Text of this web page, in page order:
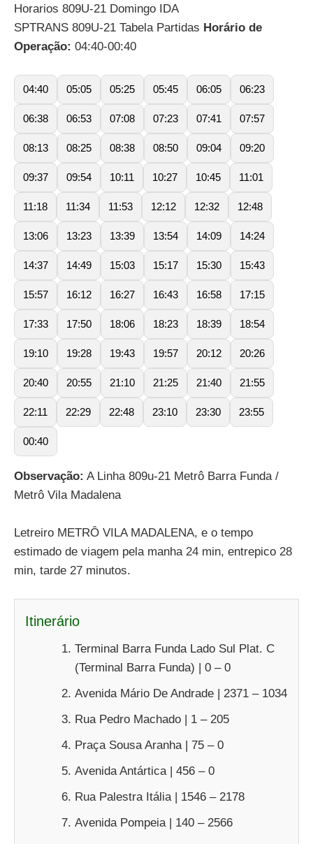
Horarios 809U-21 Domingo IDA
SPTRANS 809U-21 Tabela Partidas Horário de
Operação: 04:40-00:40
04:40 05:05 05:25 05:45 06:05 06:23
06:38 06:53 07:08 07:23 07:41 07:57
08:13 08:25 08:38 08:50 09:04 09:20
09:37 09:54 10:11 10:27 10:45 11:01
11:18 11:34 11:53 12:12 12:32 12:48
13:06 13:23 13:39 13:54 14:09 14:24
14:37 14:49 15:03 15:17 15:30 15:43
15:57 16:12 16:27 16:43 16:58 17:15
17:33 17:50 18:06 18:23 18:39 18:54
19:10 19:28 19:43 19:57 20:12 20:26
20:40 20:55 21:10 21:25 21:40 21:55
22:11 22:29 22:48 23:10 23:30 23:55
00:40
Observação: A Linha 809u-21 Metrô Barra Funda /
Metrô Vila Madalena
Letreiro METRÔ VILA MADALENA, e o tempo
estimado de viagem pela manha 24 min, entrepico 28
min, tarde 27 minutos.
Itinerário
Terminal Barra Funda Lado Sul Plat. C
(Terminal Barra Funda) | 0 – 0
Avenida Mário De Andrade | 2371 – 1034
Rua Pedro Machado | 1 – 205
Praça Sousa Aranha | 75 – 0
Avenida Antártica | 456 – 0
Rua Palestra Itália | 1546 – 2178
Avenida Pompeia | 140 – 2566